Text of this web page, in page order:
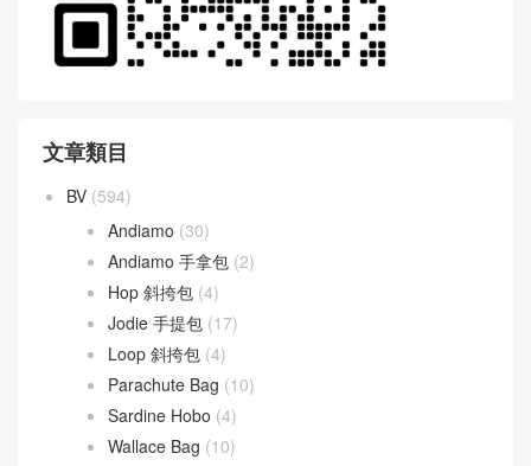
文章類目
BV (594)
Andiamo (30)
Andiamo 手拿包 (2)
Hop 斜挎包 (4)
Jodie 手提包 (17)
Loop 斜挎包 (4)
Parachute Bag (10)
Sardine Hobo (4)
Wallace Bag (10)